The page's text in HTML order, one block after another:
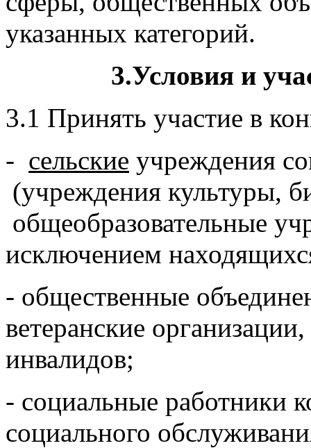
указанных категорий.
3.Условия и
3.1 Принять участие в
- сельские учреждения
(учреждения культуры,
общеобразовательные
исключением
- общественные
ветеранские
инвалидов;
- социальные работники
социального